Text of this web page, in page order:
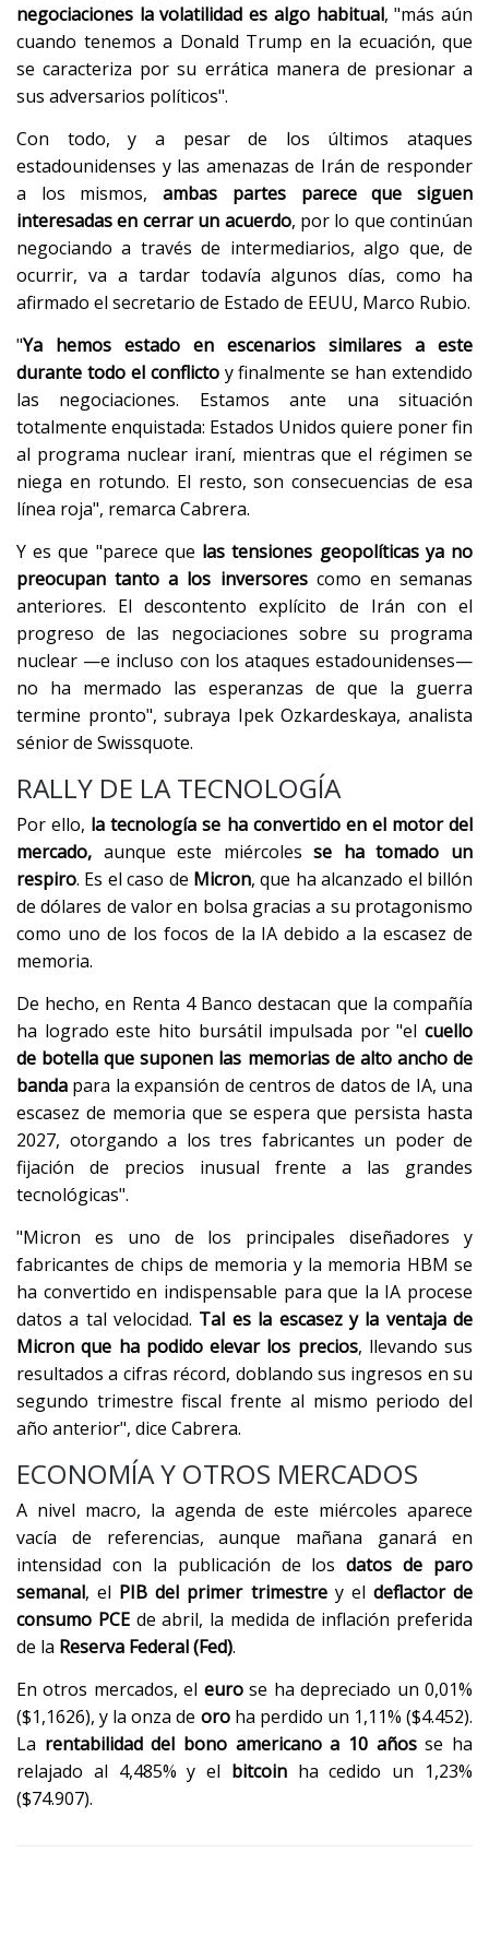
negociaciones la volatilidad es algo habitual, "más aún
cuando tenemos a Donald Trump en la ecuación, que
se caracteriza por su errática manera de presionar a
sus adversarios políticos".
Con todo, y a pesar de los últimos ataques
estadounidenses y las amenazas de Irán de responder
a los mismos,ambas partes parece que siguen
interesadas en cerrar un acuerdo, por lo que continúan
negociando a través de intermediarios, algo que, de
ocurrir, va a tardar todavía algunos días, como ha
afirmado el secretario de Estado de EEUU, Marco Rubio.
"Ya hemos estado en escenarios similares a este
durante todo el conflictoy finalmente se han extendido
las negociaciones. Estamos ante una situación
totalmente enquistada: Estados Unidos quiere poner fin
al programa nuclear iraní, mientras que el régimen se
niega en rotundo. El resto, son consecuencias de esa
línea roja", remarca Cabrera.
Y es que "parece que las tensiones geopolíticas ya no
preocupan tanto a los inversorescomo en semanas
anteriores. El descontento explícito de Irán con el
progreso de las negociaciones sobre su programa
nuclear —e incluso con los ataques estadounidenses—
no ha mermado las esperanzas de que la guerra
termine pronto", subraya Ipek Ozkardeskaya, analista
sénior de Swissquote.
RALLY DE LA TECNOLOGÍA
Por ello, la tecnología se ha convertido en el motor del
mercado, aunque este miércoles se ha tomado un
respiro. Es el caso de Micron, que ha alcanzado el billón
de dólares de valor en bolsa gracias a su protagonismo
como uno de los focos de la IA debido a la escasez de
memoria.
De hecho, en Renta 4 Banco destacan que la compañía
ha logrado este hito bursátil impulsada por "el cuello
de botella que suponen las memorias de alto ancho de
banda para la expansión de centros de datos de IA, una
escasez de memoria que se espera que persista hasta
2027, otorgando a los tres fabricantes un poder de
fijación de precios inusual frente a las grandes
tecnológicas".
"Micron es uno de los principales diseñadores y
fabricantes de chips de memoria y la memoria HBM se
ha convertido en indispensable para que la IA procese
datos a tal velocidad. Tal es la escasez y la ventaja de
Micron que ha podido elevar los precios, llevando sus
resultados a cifras récord, doblando sus ingresos en su
segundo trimestre fiscal frente al mismo periodo del
año anterior", dice Cabrera.
ECONOMÍA Y OTROS MERCADOS
A nivel macro, la agenda de este miércoles aparece
vacía de referencias, aunque mañana ganará en
intensidad con la publicación de losdatos de paro
semanal, el PIB del primer trimestrey el deflactor de
consumo PCEde abril, la medida de inflación preferida
de la Reserva Federal (Fed).
En otros mercados, el eurose ha depreciado un 0,01%
($1,1626), y la onza de oroha perdido un 1,11% ($4.452).
La rentabilidad del bono americano a 10 añosse ha
relajado al 4,485% y el bitcoinha cedido un 1,23%
($74.907).